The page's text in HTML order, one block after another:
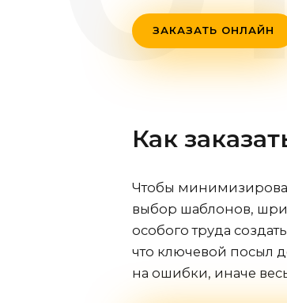
ЗАКАЗАТЬ ОНЛАЙН
Как
Чтобы
выбор шаблонов,
особого труда
что ключевой посыл
на ошибки, иначе